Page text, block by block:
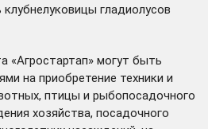
гладиолусов
«Агростартап» могут быть
на приобретение техники и
птицы и рыбопосадочного
хозяйства, посадочного